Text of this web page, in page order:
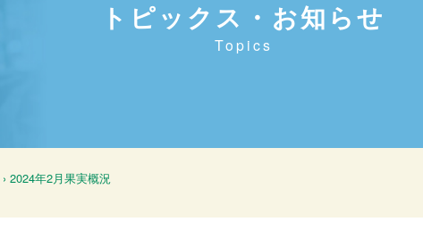
トピックス・お知らせ
Topics
› 2024年2月果実概況